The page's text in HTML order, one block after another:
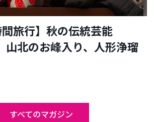
間旅行】秋の伝統芸能
北のお峰入り、人形浄瑠
すべてのマガジン